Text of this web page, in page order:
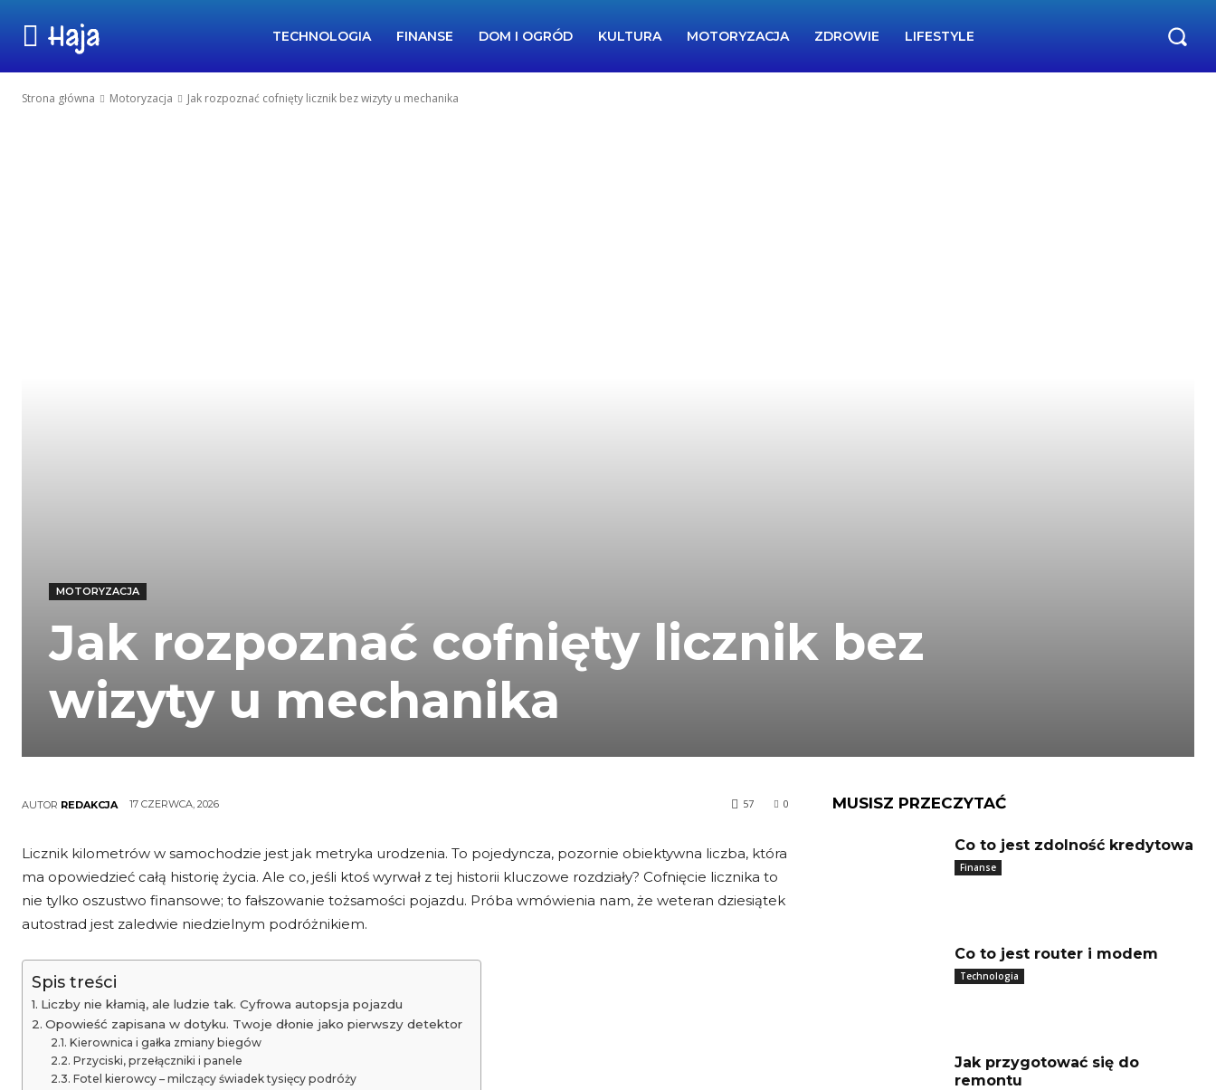
Haja TECHNOLOGIA FINANSE DOM I OGRÓD KULTURA MOTORYZACJA ZDROWIE LIFESTYLE
Strona główna Motoryzacja Jak rozpoznać cofnięty licznik bez wizyty u mechanika
MOTORYZACJA
Jak rozpoznać cofnięty licznik bez
wizyty u mechanika
AUTOR REDAKCJA 17 CZERWCA, 2026 0
57
Licznik kilometrów w samochodzie jest jak metryka urodzenia. To pojedyncza, pozornie obiektywna liczba, która
ma opowiedzieć całą historię życia. Ale co, jeśli ktoś wyrwał z tej historii kluczowe rozdziały? Cofnięcie licznika to
nie tylko oszustwo finansowe; to fałszowanie tożsamości pojazdu. Próba wmówienia nam, że weteran dziesiątek
autostrad jest zaledwie niedzielnym podróżnikiem.
Spis treści
Liczby nie kłamią, ale ludzie tak. Cyfrowa autopsja pojazdu
Opowieść zapisana w dotyku. Twoje dłonie jako pierwszy detektor
Kierownica i gałka zmiany biegów
Przyciski, przełączniki i panele
Fotel kierowcy – milczący świadek tysięcy podróży
MUSISZ PRZECZYTAĆ
Co to jest zdolność kredytowa
Finanse
Co to jest router i modem
Technologia
Jak przygotować się do
remontu